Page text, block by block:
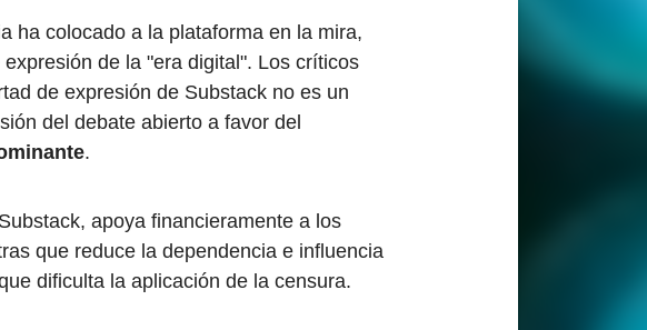
ha colocado a la plataforma en la mira,
de la "era digital". Los críticos
de expresión de Substack no es un
del debate abierto a favor del
.
apoya financieramente a los
que reduce la dependencia e influencia
dificulta la aplicación de la censura.